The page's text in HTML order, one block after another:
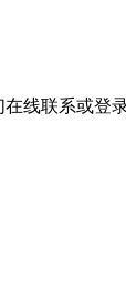
线联系或登